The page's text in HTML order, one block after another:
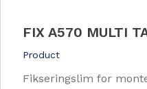
FIX A570 MULTI
Product
Fikseringslim for